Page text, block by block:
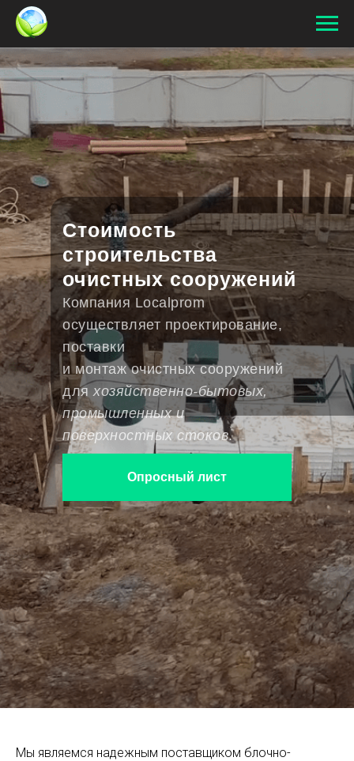
Стоимость
строительства
очистных сооружений
Компания Localprom
осуществляет проектирование,
поставки
и монтаж очистных сооружений
дляхозяйственно-бытовых,
промышленных и
поверхностных стоков.
Опросный лист
Мы являемся надежным поставщиком блочно-